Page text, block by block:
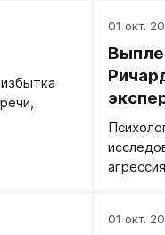
01 окт.
01 окт.